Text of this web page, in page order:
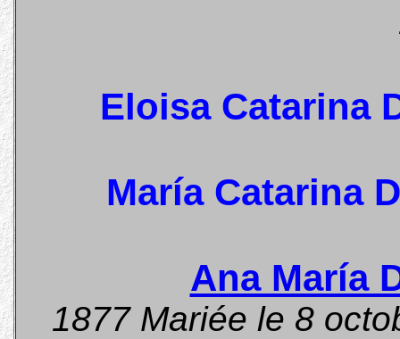
Eloisa Catarina
María Catarina
Ana María
1877 Mariée le 8